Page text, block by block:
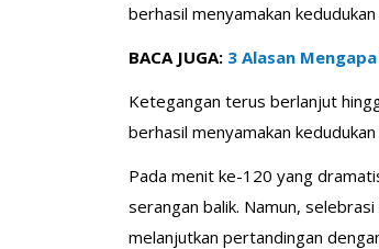
berhasil menyamakan
BACA JUGA: 3 Alasan
Ketegangan terus berlanjut
berhasil menyamakan
Pada menit ke-120 yang
serangan balik. Namun,
melanjutkan pertandingan